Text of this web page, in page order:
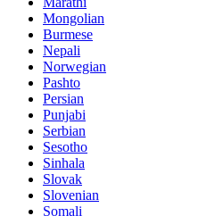
Mongolian
Burmese
Nepali
Norwegian
Pashto
Persian
Punjabi
Serbian
Sesotho
Sinhala
Slovak
Slovenian
Somali